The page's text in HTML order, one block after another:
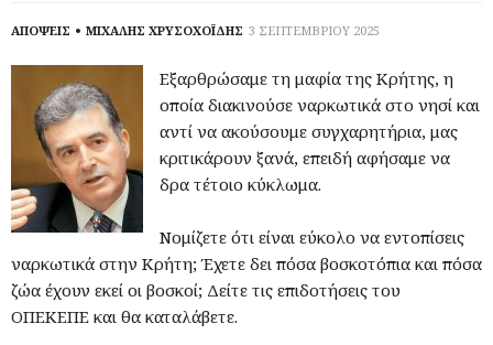
ΑΠΟΨΕΙΣ ΜΙΧΑΛΗΣ ΧΡΥΣΟΧΟΪΔΗΣ 3 ΣΕΠΤΕΜΒΡΙΟΥ 2025
Εξαρθρώσαμε τη μαφία της Κρήτης, η
οποία διακινούσε ναρκωτικά στο νησί και
αντί να ακούσουμε συγχαρητήρια, μας
κριτικάρουν ξανά, επειδή αφήσαμε να
δρα τέτοιο κύκλωμα.
Νομίζετε ότι είναι εύκολο να εντοπίσεις
ναρκωτικά στην Κρήτη; Έχετε δει πόσα βοσκοτόπια και πόσα
ζώα έχουν εκεί οι βοσκοί; Δείτε τις επιδοτήσεις του
ΟΠΕΚΕΠΕ και θα καταλάβετε.